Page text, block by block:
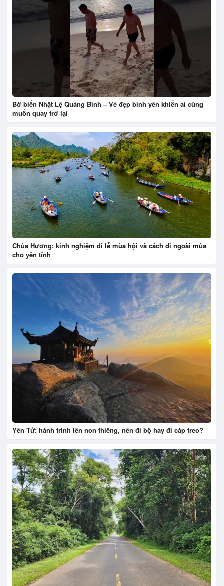
Bờ biển Nhật Lệ Quảng Bình – Vẻ đẹp bình yên khiến ai cũng
muốn quay trở lại
Chùa Hương: kinh nghiệm đi lễ mùa hội và cách đi ngoài mùa
cho yên tĩnh
Yên Tử: hành trình lên non thiêng, nên đi bộ hay đi cáp treo?